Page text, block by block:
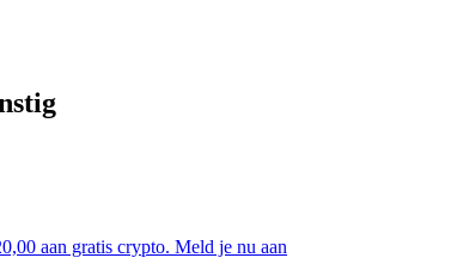
aan gratis crypto. Meld je nu aan